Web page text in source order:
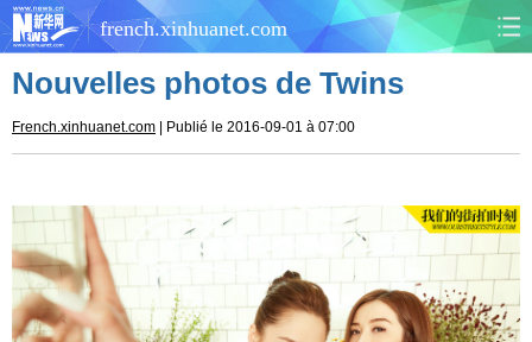
french.xinhuanet.com
CHINE MONDE
CULTURE SOCIÉTÉ
SANTÉ
SCI&TECH PLANÈTE
Nouvelles photos de Twins
French.xinhuanet.com | Publié le 2016-09-01 à 07:00